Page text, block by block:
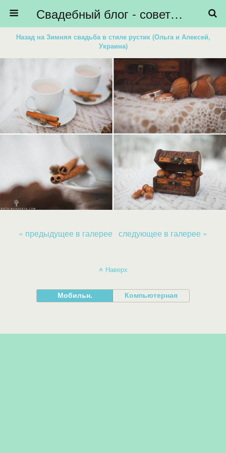
Свадебный блог - советы невестам, подготовка к свадьбе - HiBride
Назад на Зимняя свадьба в стиле рустик (Ольга и Алексей,
Украина)
« предыдущее в галерее следующее в галерее »
Наверх
Мобильн. Компьютерная